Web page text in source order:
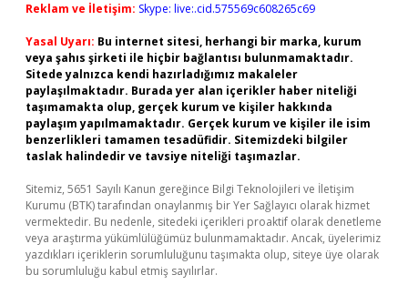
Reklam ve İletişim: Skype: live:.cid.575569c608265c69
Yasal Uyarı: Bu internet sitesi, herhangi bir marka, kurum
veya şahıs şirketi ile hiçbir bağlantısı bulunmamaktadır.
Sitede yalnızca kendi hazırladığımız makaleler
paylaşılmaktadır. Burada yer alan içerikler haber niteliği
taşımamakta olup, gerçek kurum ve kişiler hakkında
paylaşım yapılmamaktadır. Gerçek kurum ve kişiler ile isim
benzerlikleri tamamen tesadüfidir. Sitemizdeki bilgiler
taslak halindedir ve tavsiye niteliği taşımazlar.
Sitemiz, 5651 Sayılı Kanun gereğince Bilgi Teknolojileri ve İletişim
Kurumu (BTK) tarafından onaylanmış bir Yer Sağlayıcı olarak hizmet
vermektedir. Bu nedenle, sitedeki içerikleri proaktif olarak denetleme
veya araştırma yükümlülüğümüz bulunmamaktadır. Ancak, üyelerimiz
yazdıkları içeriklerin sorumluluğunu taşımakta olup, siteye üye olarak
bu sorumluluğu kabul etmiş sayılırlar.